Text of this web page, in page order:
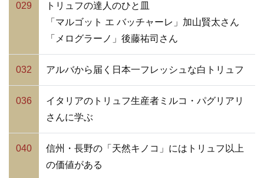
029
トリュフの達人のひと皿
「マルゴット エ バッチャーレ」加山賢太さん
「メログラーノ」後藤祐司さん
032 アルバから届く日本一フレッシュな白トリュフ
036
イタリアのトリュフ生産者ミルコ・パグリアリ
さんに学ぶ
040
信州・長野の「天然キノコ」にはトリュフ以上
の価値がある